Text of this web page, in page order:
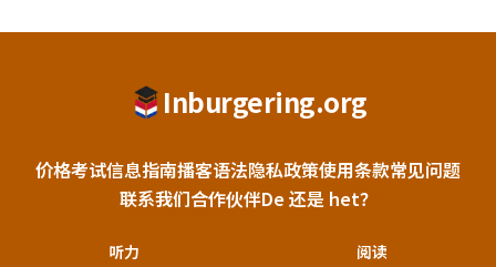
Inburgering.org
价格考试信息指南播客语法隐私政策使用条款常见问题
联系我们合作伙伴De 还是 het？
听力
阅读